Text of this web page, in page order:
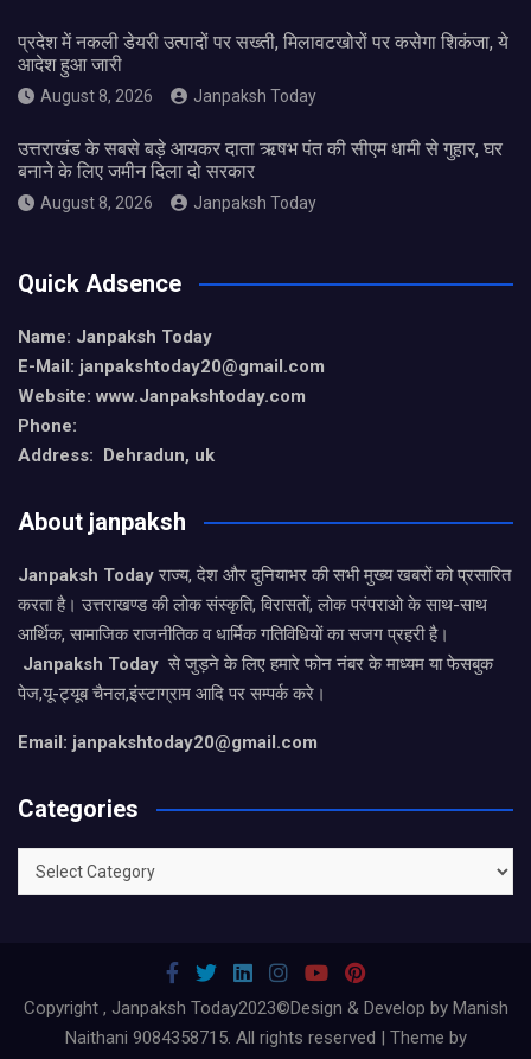
प्रदेश में नकली डेयरी उत्पादों पर सख्ती, मिलावटखोरों पर कसेगा शिकंजा, ये
आदेश हुआ जारी
August 8, 2026 Janpaksh Today
उत्तराखंड के सबसे बड़े आयकर दाता ऋषभ पंत की सीएम धामी से गुहार, घर
बनाने के लिए जमीन दिला दो सरकार
August 8, 2026 Janpaksh Today
Quick Adsence
Name: Janpaksh Today
E-Mail: janpakshtoday20@gmail.com
Website: www.Janpakshtoday.com
Phone:
Address: Dehradun, uk
About janpaksh
Janpaksh Todayराज्य, देश और दुनियाभर की सभी मुख्य खबरों को प्रसारित
करता है। उत्तराखण्ड की लोक संस्कृति, विरासतों, लोक परंपराओ के साथ-साथ
आर्थिक, सामाजिक राजनीतिक व धार्मिक गतिविधियों का सजग प्रहरी है।
Janpaksh Today से जुड़ने के लिए हमारे फोन नंबर के माध्यम या फेसबुक
पेज,यू-ट्यूब चैनल,इंस्टाग्राम आदि पर सम्पर्क करे।
Email: janpakshtoday20@gmail.com
Categories
Categories
Copyright , Janpaksh Today2023©Design & Develop by Manish
Naithani 9084358715. All rights reserved | Theme by